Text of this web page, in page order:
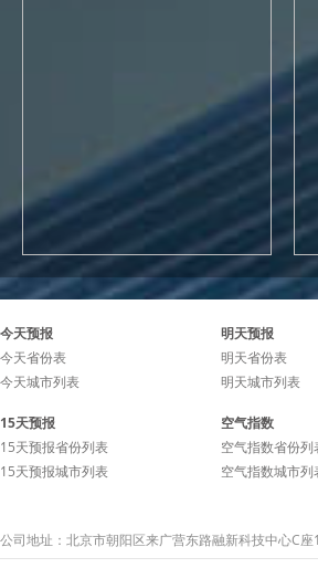
今天预报
今天省份表
今天城市列表
明天预报
明天省份表
明天城市列表
15天预报
15天预报省份列表
15天预报城市列表
空气指数
空气指数省份列
空气指数城市列
公司地址：北京市朝阳区来广营东路融新科技中心C